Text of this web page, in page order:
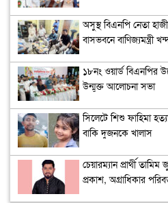
অসুস্থ বিএনপি নেতা
বাসভবনে বাণিজ্যমন্ত্রী
১৮নং ওয়ার্ড বিএনপির
উন্মুক্ত আলোচনা সভা
সিলেটে শিশু ফাহিমা
বাকি দুজনকে খালাস
চেয়ারম্যান প্রার্থী
প্রকাশ, অগ্রাধিকার